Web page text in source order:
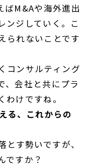
ばM&Aや海外進出
ンジしていく。こ
られないことです
コンサルティング
、会社と共にプラ
けですね。
る、これからの
す勢いですが、
ですか？